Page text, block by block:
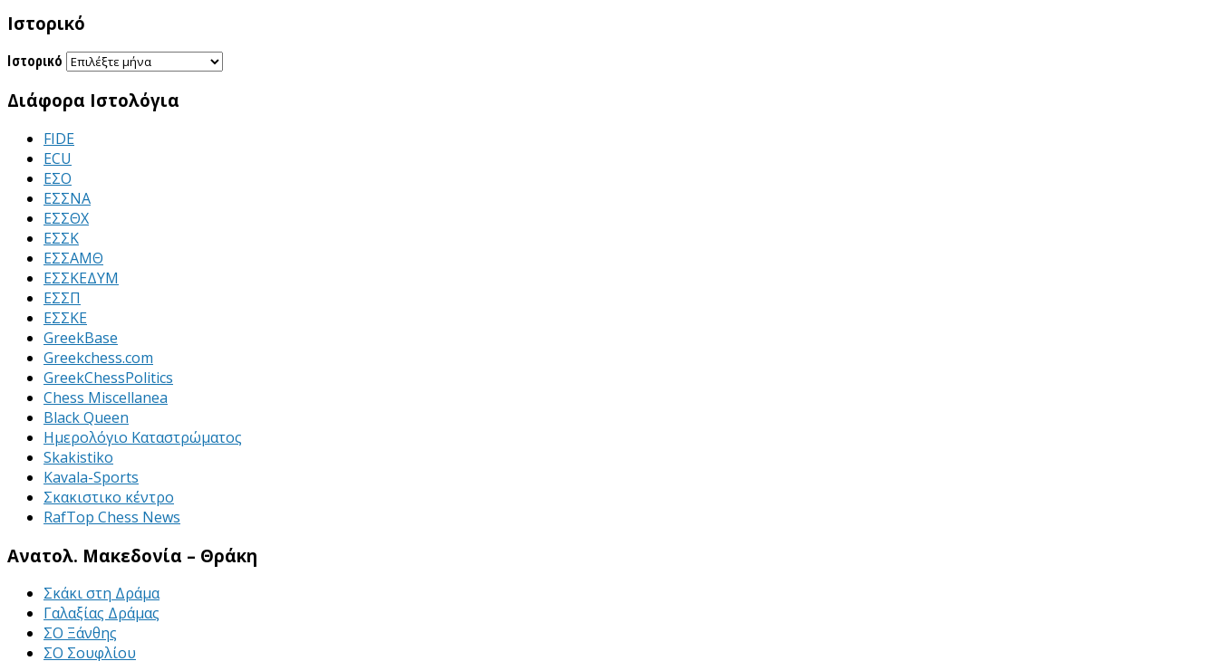
Ιστορικό
Ιστορικό
Διάφορα Ιστολόγια
FIDE
ECU
ΕΣΟ
ΕΣΣΝΑ
ΕΣΣΘΧ
ΕΣΣΚ
ΕΣΣΑΜΘ
ΕΣΣΚΕΔΥΜ
ΕΣΣΠ
ΕΣΣΚΕ
GreekBase
Greekchess.com
GreekChessPolitics
Chess Miscellanea
Black Queen
Ημερολόγιο Καταστρώματος
Skakistiko
Kavala-Sports
Σκακιστικο κέντρο
RafTop Chess News
Ανατολ. Μακεδονία – Θράκη
Σκάκι στη Δράμα
Γαλαξίας Δράμας
ΣΟ Ξάνθης
ΣΟ Σουφλίου